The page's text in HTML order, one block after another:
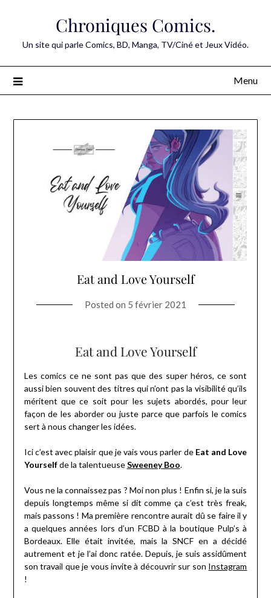
Chroniques Comics.
Un site qui parle Comics, BD, Manga, TV/Ciné et Jeux Vidéo.
Menu
Eat and Love Yourself
Posted on 5 février 2021
Eat and Love Yourself
Les comics ce ne sont pas que des super héros, ce sont
aussi bien souvent des titres qui n’ont pas la visibilité qu’ils
méritent que ce soit pour les sujets abordés, pour leur
façon de les aborder ou juste parce que parfois le comics
sert à nous changer les idées.
Ici c’est avec plaisir que je vais vous parler deEat and Love
Yourselfde la talentueuseSweeney Boo.
Vous ne la connaissez pas ? Moi non plus ! Enfin si, je la suis
depuis longtemps même si dit comme ça c’est très freak,
mais passons ! Ma première rencontre aurait dû se faire il y
a quelques années lors d’un FCBD à la boutique Pulp’s à
Bordeaux. Elle était invitée, mais la SNCF en a décidé
autrement et je l’ai donc ratée. Depuis, je suis assidûment
son travail que je vous invite à découvrir sur son Instagram
!